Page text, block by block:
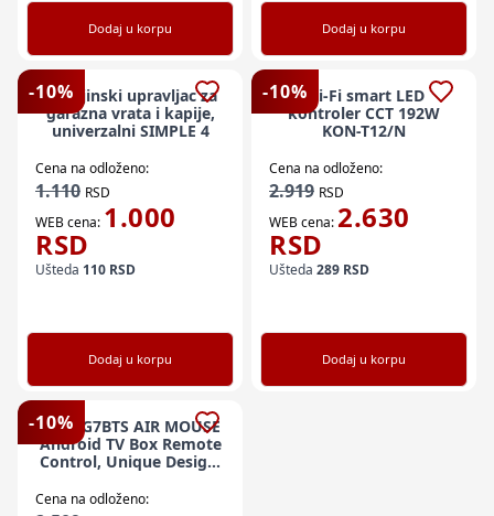
Dodaj u korpu Dodaj u korpu
-10%
x-Daljinski upravljac za
garazna vrata i kapije,
univerzalni SIMPLE 4
Cena na odloženo:
1.110 RSD
WEB cena: 1.000
RSD
Ušteda 110 RSD
Dodaj u korpu
-10%Wi-Fi smart LED
kontroler CCT 192W
KON-T12/N
Cena na odloženo:
2.919 RSD
WEB cena: 2.630
RSD
Ušteda 289 RSD
Dodaj u korpu
-10%
GMB-G7BTS AIR MOUSE
Android TV Box Remote
Control, Unique Design,
Cena na odloženo: